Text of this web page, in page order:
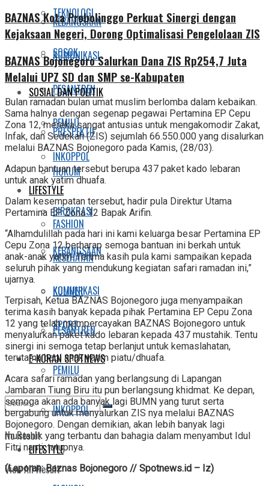
KEBANGSAAN
KOMUNIKASI
PESANTREN
PEMILU
INKOPPOL
LIFESTYLE
FASHION
KESEHATAN
KULINER
SPORT
E-KORAN SPOTNEWS
No Result
View All Result
TEKNOLOGI
SOSOK
SOSIAL DAN POLITIK
PRESPEKTIF
HUKUM
BIROKRASI
KEBANGSAAN
KOMUNIKASI
PESANTREN
PEMILU
INKOPPOL
LIFESTYLE
BAZNAS Kota Probolinggo Perkuat Sinergi dengan
Kejaksaan Negeri, Dorong Optimalisasi Pengelolaan ZIS
BAZNAS Bojonegoro Salurkan Dana ZIS Rp254,7 Juta
Melalui UPZ SD dan SMP se-Kabupaten
Bulan ramadan bulan umat muslim berlomba dalam kebaikan.
Sama halnya dengan segenap pegawai Pertamina EP Cepu
Zona 12, mereka sangat antusias untuk mengakomodir Zakat,
Infak, dan Sedekah (ZIS) sejumlah 66.550.000 yang disalurkan
melalui BAZNAS Bojonegoro pada Kamis, (28/03).
Adapun bantuan tersebut berupa 437 paket kado lebaran
untuk anak yatim dhuafa.
Dalam kesempatan tersebut, hadir pula Direktur Utama
Pertamina EP Zona 12 Bapak Arifin.
“Alhamdulillah pada hari ini kami keluarga besar Pertamina EP
Cepu Zona 12 berharap semoga bantuan ini berkah untuk
anak-anak yatim. Terima kasih pula kami sampaikan kepada
seluruh pihak yang mendukung kegiatan safari ramadan ini,”
ujarnya.
Terpisah, Ketua BAZNAS Bojonegoro juga menyampaikan
terima kasih banyak kepada pihak Pertamina EP Cepu Zona
12 yang telah mempercayakan BAZNAS Bojonegoro untuk
menyalurkan paket kado lebaran kepada 437 mustahik. Tentu
sinergi ini semoga tetap berlanjut untuk kemaslahatan,
terutama bagi anak yatim piatu/dhuafa.
Acara safari ramadan yang berlangsung di Lapangan
Jambaran Tiung Biru itu pun berlangsung khidmat. Ke depan,
semoga akan ada banyak lagi BUMN yang turut serta
bergabung untuk menyalurkan ZIS nya melalui BAZNAS
Bojonegoro. Dengan demikian, akan lebih banyak lagi
mustahik yang terbantu dan bahagia dalam menyambut Idul
Fitri nanti, tutupnya.
(Laporan: Baznas Bojonegoro // Spotnews.id – Iz)